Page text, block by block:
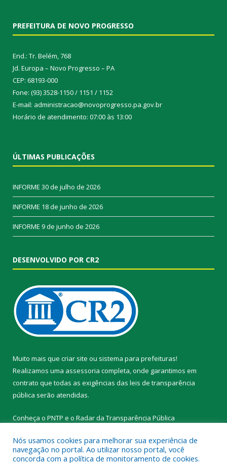
PREFEITURA DE NOVO PROGRESSO
End.: Tr. Belém, 768
Jd. Europa – Novo Progresso – PA
CEP: 68193-000
Fone: (93) 3528-1150 / 1151 / 1152
E-mail: administracao@novoprogresso.pa.gov.br
Horário de atendimento: 07:00 às 13:00
ÚLTIMAS PUBLICAÇÕES
INFORME 30 de julho de 2026
INFORME 18 de junho de 2026
INFORME 9 de junho de 2026
DESENVOLVIDO POR CR2
Muito mais que criar site ou sistema para prefeituras!
Realizamos uma assessoria completa, onde garantimos em
contrato que todas as exigências das leis de transparência
pública serão atendidas.
Conheça o PNTP e o Radar da Transparência Pública
Nós usamos cookies para melhorar sua experiência de
navegação no portal. Ao utilizar nosso portal, você
concorda com a política de monitoramento de cookies.